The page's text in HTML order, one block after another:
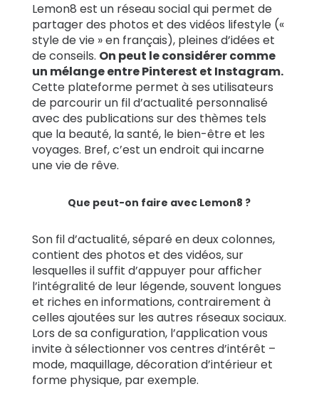
Lemon8 est un réseau social qui permet de
partager des photos et des vidéos lifestyle («
style de vie » en français), pleines d’idées et
de conseils. On peut le considérer comme
un mélange entre Pinterest et Instagram.
Cette plateforme permet à ses utilisateurs
de parcourir un fil d’actualité personnalisé
avec des publications sur des thèmes tels
que la beauté, la santé, le bien-être et les
voyages. Bref, c’est un endroit qui incarne
une vie de rêve.
Que peut-on faire avec Lemon8 ?
Son fil d’actualité, séparé en deux colonnes,
contient des photos et des vidéos, sur
lesquelles il suffit d’appuyer pour afficher
l’intégralité de leur légende, souvent longues
et riches en informations, contrairement à
celles ajoutées sur les autres réseaux sociaux.
Lors de sa configuration, l’application vous
invite à sélectionner vos centres d’intérêt –
mode, maquillage, décoration d’intérieur et
forme physique, par exemple.